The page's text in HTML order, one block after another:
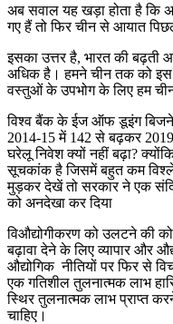
अब सवाल यह खड़ा होता है कि
गए हैं तो फिर चीन से आयात
इसका उत्तर है, भारत की बढ़ती
अधिक है। हमने चीन तक को इस
वस्तुओं के उपभोग के लिए हम चीन
विश्व बैंक के ईज ऑफ डूइंग
2014-15 में 142 से बढ़कर
घरेलू निवेश क्यों नहीं बढ़ा?
सूचकांक है जिसमें बहुत कम
मुड़कर देखें तो सरकार ने एक
को अनदेखा कर दिया
विऔद्योगीकरण को उलटने की
बढ़ावा देने के लिए व्यापार और
औद्योगिक नीतियों पर फिर से
एक गतिशील तुलनात्मक लाभ
स्थिर तुलनात्मक लाभ प्राप्त
चाहिए।